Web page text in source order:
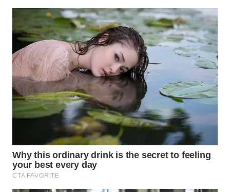
WN
BOROBUDUR
WN
MADURA
WN
SURABAYA
NATUNA
WN